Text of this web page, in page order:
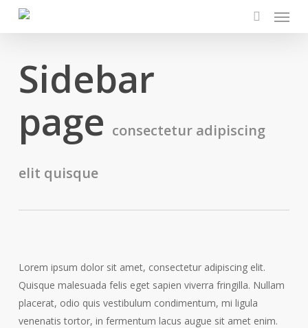
search
Menu
Sidebar
page consectetur adipiscing
elit quisque
Lorem ipsum dolor sit amet, consectetur adipiscing elit.
Quisque malesuada felis eget sapien viverra fringilla. Nullam
placerat, odio quis vestibulum condimentum, mi ligula
venenatis tortor, in fermentum lacus augue sit amet enim.